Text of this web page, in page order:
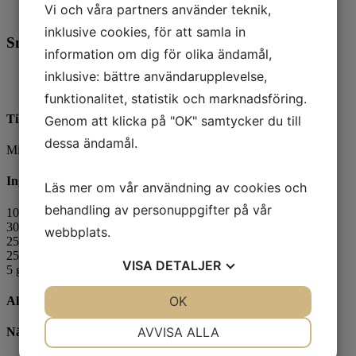
English
Snabb bärmoussesoppa
Tillagningsanvisning
Mixa till en len soppa. Behöver den redas tillsätt ThickenUp.
Ingredienser
100 g standardmjölk
30 g
bärpuré, tinad
25 g färskost
25 g vispgrädde
5 g florsocker
Allergener
Näringsinnehåll/100g
Vi och våra partners använder teknik,
inklusive cookies, för att samla in
information om dig för olika ändamål,
inklusive: bättre användarupplevelse,
funktionalitet, statistik och marknadsföring.
Genom att klicka på "OK" samtycker du till
dessa ändamål.
Läs mer om vår användning av cookies och
behandling av personuppgifter på vår
webbplats.
VISA DETALJER
AVVISA ALLA
OK